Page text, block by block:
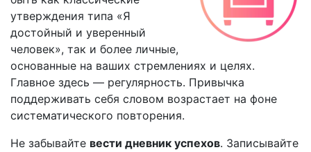
утверждения типа «Я
достойный и уверенный
человек», так и более личные,
основанные на ваших стремлениях и целях.
Главное здесь — регулярность. Привычка
поддерживать себя словом возрастает на фоне
систематического повторения.
Не забывайте вести дневник успехов. Записывайте